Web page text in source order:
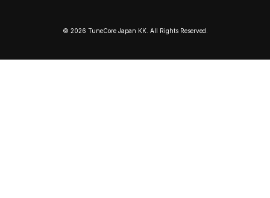
© 2026 TuneCore Japan KK. All Rights Reserved.